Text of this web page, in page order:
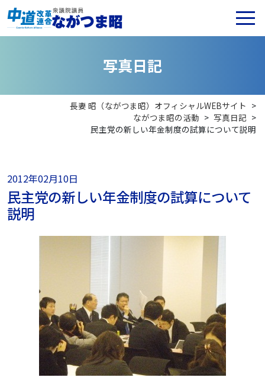
写真日記
長妻 昭（ながつま昭）オフィシャルWEBサイト >
ながつま昭の活動 > 写真日記 >
民主党の新しい年金制度の試算について説明
2012年02月10日
民主党の新しい年金制度の試算について
説明